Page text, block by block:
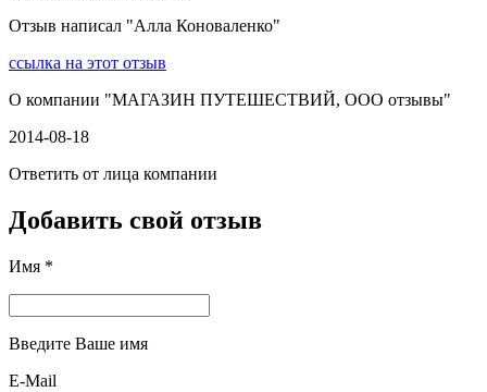
Отзыв написал "Алла Коноваленко"
ссылка на этот отзыв
О компании "МАГАЗИН ПУТЕШЕСТВИЙ, ООО отзывы"
2014-08-18
Ответить от лица компании
Добавить свой отзыв
Имя *
Введите Ваше имя
E-Mail